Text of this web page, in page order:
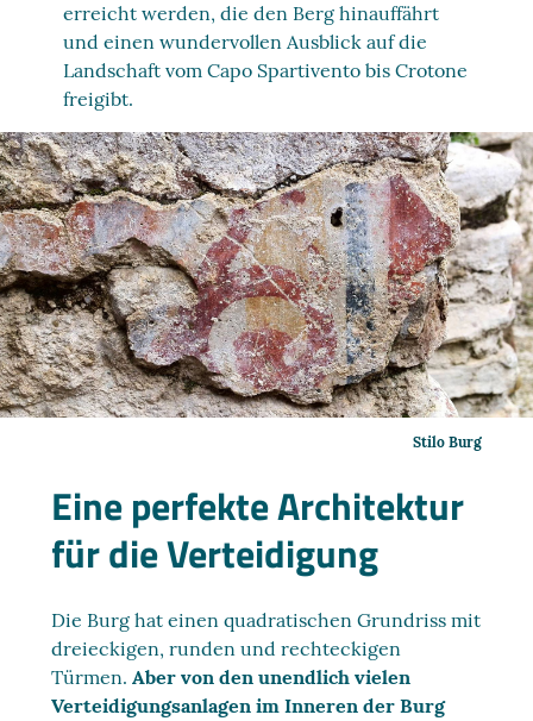
erreicht werden, die den Berg hinauffährt
und einen wundervollen Ausblick auf die
Landschaft vom Capo Spartivento bis Crotone
freigibt.
Stilo Burg
Eine perfekte Architektur
für die Verteidigung
Die Burg hat einen quadratischen Grundriss mit
dreieckigen, runden und rechteckigen
Türmen.Aber von den unendlich vielen
Verteidigungsanlagen im Inneren der Burg